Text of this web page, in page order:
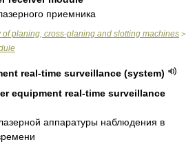
приемника
planing, cross-planing and slotting machines >
real-time surveillance (system)
equipment real-time surveillance
аппаратуры наблюдения в